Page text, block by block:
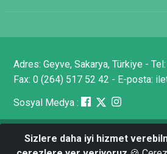
Adres: Geyve, Sakarya, Türkiye -
Fax: 0 (264) 517 52 42 - E-posta:
Sosyal Medya :
Tüm Hakları Saklıdır © 2025
Sizlere daha iyi hizmet